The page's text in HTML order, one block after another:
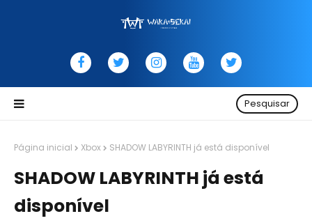
Pesquisar
Página inicial Xbox SHADOW LABYRINTH já está disponível
SHADOW LABYRINTH já está
disponível